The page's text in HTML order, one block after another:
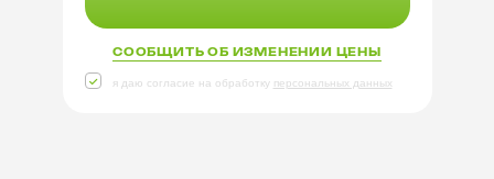
СООБЩИТЬ ОБ ИЗМЕНЕНИИ ЦЕНЫ
я даю согласие на обработку персональных данных